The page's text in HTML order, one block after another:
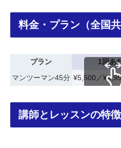
料金・プラン（全国共
プラン 1回あ
マンツーマン45分 ¥5,500／
講師とレッスンの特徴